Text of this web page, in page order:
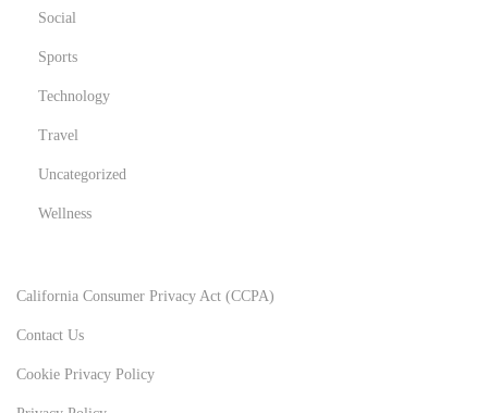
Social
Sports
Technology
Travel
Uncategorized
Wellness
California Consumer Privacy Act (CCPA)
Contact Us
Cookie Privacy Policy